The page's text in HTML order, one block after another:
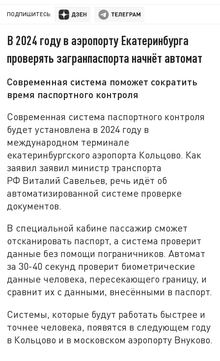
ПОДПИШИТЕСЬ:
В 2024 году в аэропорту Екатеринбурга
проверять загранпаспорта начнёт автомат
Современная система поможет сократить
время паспортного контроля
Современная система паспортного контроля
будет установлена в 2024 году в
международном терминале
екатеринбургского аэропорта Кольцово. Как
заявил заявил министр транспорта
РФ Виталий Савельев, речь идёт об
автоматизированной системе проверке
документов.
В специальной кабине пассажир сможет
отсканировать паспорт, а система проверит
данные без помощи пограничников. Автомат
за 30-40 секунд проверит биометрические
данные человека, пересекающего границу, и
сравнит их с данными, внесёнными в паспорт.
Системы, которые будут работать быстрее и
точнее человека, появятся в следующем году
в Кольцово и в московском аэропорту Внуково.